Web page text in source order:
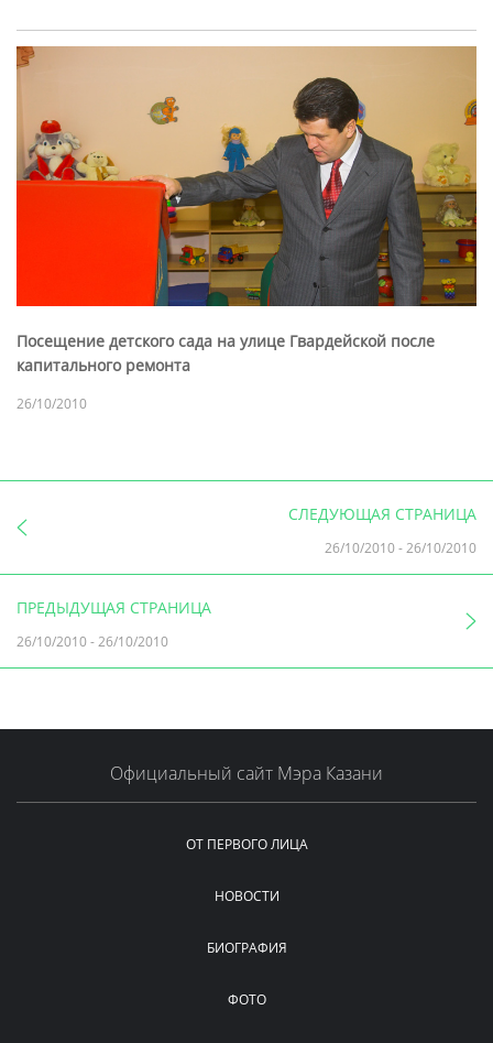
Посещение детского сада на улице Гвардейской после
капитального ремонта
26/10/2010
СЛЕДУЮЩАЯ СТРАНИЦА
26/10/2010-26/10/2010
ПРЕДЫДУЩАЯ СТРАНИЦА
26/10/2010-26/10/2010
Официальный сайт Мэра Казани
ОТ ПЕРВОГО ЛИЦА
НОВОСТИ
БИОГРАФИЯ
ФОТО